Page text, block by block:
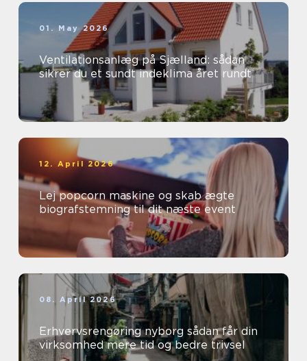
01. May 2026
Ventilationsanlæg på Sjælland: sådan
sikrer du et sundt indeklima året rundt
12. April 2026
Lej popcorn maskine og skab ægte
biografstemning til dit næste event
08. April 2026
Erhvervsrengøring nyborg sådan får din
virksomhed mere tid og bedre trivsel